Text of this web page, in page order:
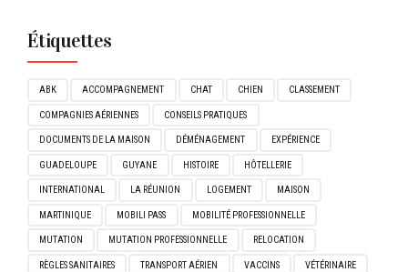
Étiquettes
ABK ACCOMPAGNEMENT CHAT CHIEN CLASSEMENT
COMPAGNIES AÉRIENNES CONSEILS PRATIQUES
DOCUMENTS DE LA MAISON DÉMÉNAGEMENT EXPÉRIENCE
GUADELOUPE GUYANE HISTOIRE HÔTELLERIE
INTERNATIONAL LA RÉUNION LOGEMENT MAISON
MARTINIQUE MOBILI PASS MOBILITÉ PROFESSIONNELLE
MUTATION MUTATION PROFESSIONNELLE RELOCATION
RÈGLES SANITAIRES TRANSPORT AÉRIEN VACCINS VÉTÉRINAIRE